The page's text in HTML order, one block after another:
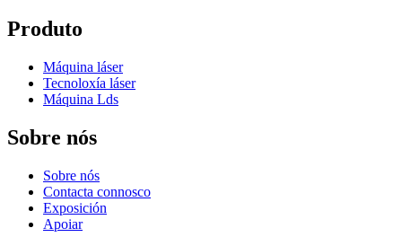
Produto
Máquina láser
Tecnoloxía láser
Máquina Lds
Sobre nós
Sobre nós
Contacta connosco
Exposición
Apoiar